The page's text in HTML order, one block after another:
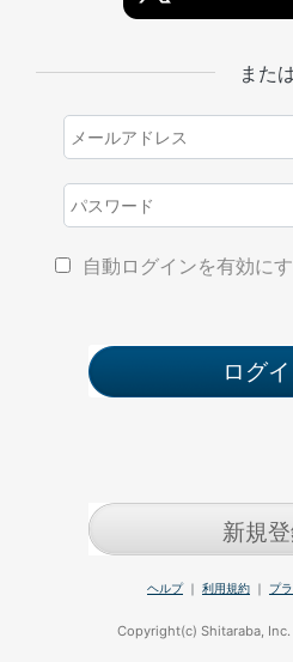
また
自動ログインを有効に
新規
ヘルプ｜ 利用規約 ｜ プ
Copyright(c) Shitaraba,